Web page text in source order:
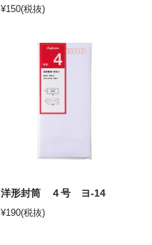
¥150(税抜)
洋形封筒 ４号 ヨ-14
¥190(税抜)